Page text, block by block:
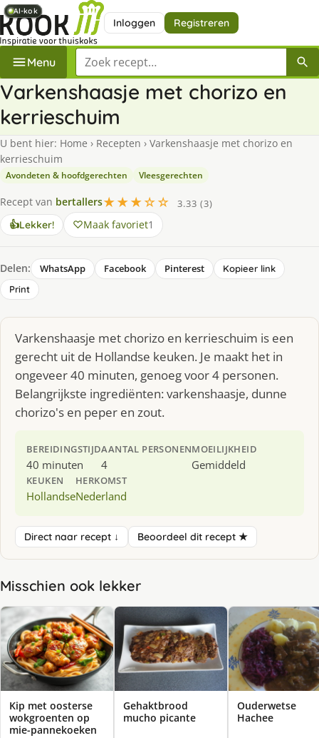
Inloggen Registreren
Menu Zoek een recept
Varkenshaasje met chorizo en
kerrieschuim
U bent hier: Home › Recepten › Varkenshaasje met chorizo en
kerrieschuim
Avondeten & hoofdgerechten Vleesgerechten
Recept van bertallers★★★☆☆
3.33 (3)
👍Lekker! Maak favoriet1
Delen: WhatsApp Facebook Pinterest
Kopieer link
Print
Varkenshaasje met chorizo en kerrieschuim is een
gerecht uit de Hollandse keuken. Je maakt het in
ongeveer 40 minuten, genoeg voor 4 personen.
Belangrijkste ingrediënten: varkenshaasje, dunne
chorizo's en peper en zout.
BEREIDINGSTIJD
40 minuten
AANTAL PERSONEN
4
MOEILIJKHEID
Gemiddeld
KEUKEN
Hollandse
HERKOMST
Nederland
Direct naar recept ↓ Beoordeel dit recept ★
Misschien ook lekker
AI-kok
Kip met oosterse
wokgroenten op
mie-pannekoeken
Gehaktbrood
mucho picante
Ouderwetse
Hachee
AI-kok
AI-kok
AI-kok
AI-kok